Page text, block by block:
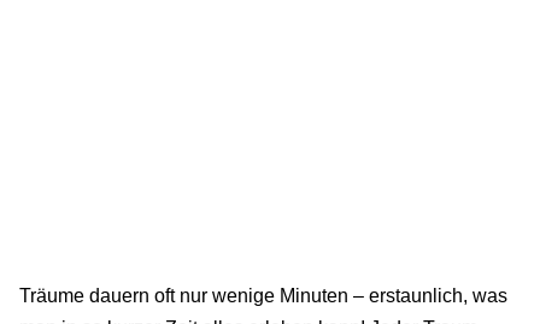
Träume dauern oft nur wenige Minuten – erstaunlich, was